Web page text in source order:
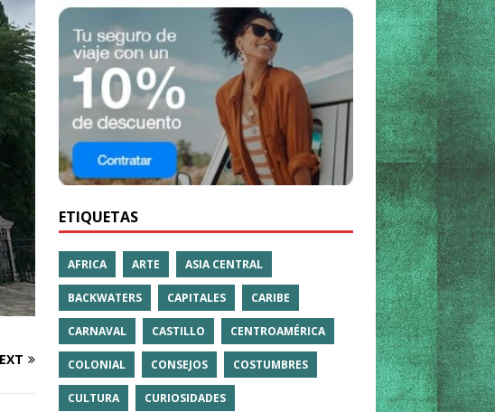
ETIQUETAS
AFRICA ARTE ASIA CENTRAL
BACKWATERS CAPITALES CARIBE
CARNAVAL CASTILLO CENTROAMÉRICA
COLONIAL CONSEJOS COSTUMBRES
CULTURA CURIOSIDADES